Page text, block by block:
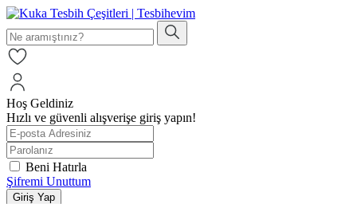
Hoş Geldiniz
Hızlı ve güvenli alışverişe giriş yapın!
Beni Hatırla
Şifremi Unuttum
Giriş Yap